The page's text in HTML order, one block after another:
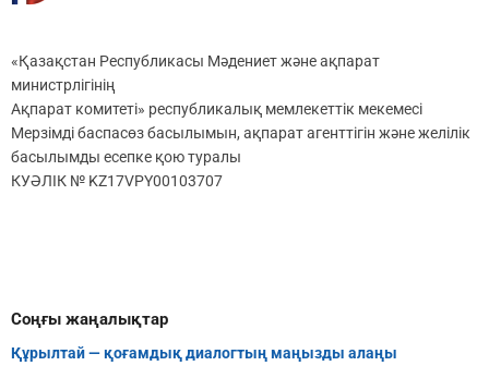
«Қазақстан Республикасы Мәдениет және ақпарат
министрлігінің
Ақпарат комитеті» республикалық мемлекеттік мекемесі
Мерзімді баспасөз басылымын, ақпарат агенттігін және желілік
басылымды есепке қою туралы
КУӘЛІК № KZ17VPY00103707
Соңғы жаңалықтар
Құрылтай — қоғамдық диалогтың маңызды алаңы